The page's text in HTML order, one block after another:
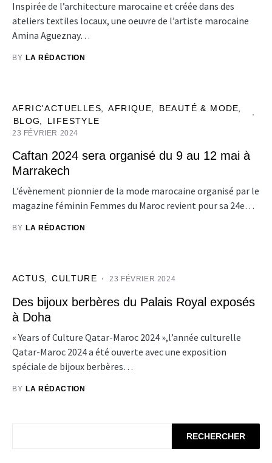
Inspirée de l’architecture marocaine et créée dans des
ateliers textiles locaux, une oeuvre de l’artiste marocaine
Amina Agueznay…
BY LA RÉDACTION
AFRIC'ACTUELLES AFRIQUE
BEAUTÉ & MODE
BLOG
LIFESTYLE
23 FÉVRIER 2024
Caftan 2024 sera organisé du 9 au 12 mai à
Marrakech
L’évènement pionnier de la mode marocaine organisé par le
magazine féminin Femmes du Maroc revient pour sa 24e…
BY LA RÉDACTION
ACTUS CULTURE 23 FÉVRIER 2024
Des bijoux berbères du Palais Royal exposés
à Doha
« Years of Culture Qatar-Maroc 2024 »,l’année culturelle
Qatar-Maroc 2024 a été ouverte avec une exposition
spéciale de bijoux berbères…
BY LA RÉDACTION
RECHERCHER